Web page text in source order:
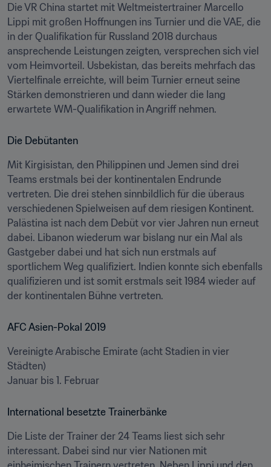
Die VR China startet mit Weltmeistertrainer Marcello
Lippi mit großen Hoffnungen ins Turnier und die VAE, die
in der Qualifikation für Russland 2018 durchaus
ansprechende Leistungen zeigten, versprechen sich viel
vom Heimvorteil. Usbekistan, das bereits mehrfach das
Viertelfinale erreichte, will beim Turnier erneut seine
Stärken demonstrieren und dann wieder die lang
erwartete WM-Qualifikation in Angriff nehmen.
Die Debütanten
Mit Kirgisistan, den Philippinen und Jemen sind drei
Teams erstmals bei der kontinentalen Endrunde
vertreten. Die drei stehen sinnbildlich für die überaus
verschiedenen Spielweisen auf dem riesigen Kontinent.
Palästina ist nach dem Debüt vor vier Jahren nun erneut
dabei. Libanon wiederum war bislang nur ein Mal als
Gastgeber dabei und hat sich nun erstmals auf
sportlichem Weg qualifiziert. Indien konnte sich ebenfalls
qualifizieren und ist somit erstmals seit 1984 wieder auf
der kontinentalen Bühne vertreten.
AFC Asien-Pokal 2019
Vereinigte Arabische Emirate (acht Stadien in vier
Städten)
Januar bis 1. Februar
International besetzte Trainerbänke
Die Liste der Trainer der 24 Teams liest sich sehr
interessant. Dabei sind nur vier Nationen mit